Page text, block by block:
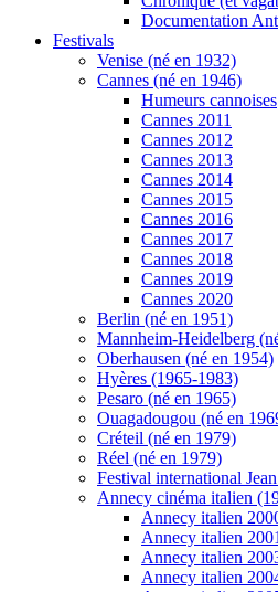
Documentation
Festivals
Venise (né en 1932)
Cannes (né en 1946)
Humeurs cannoises
Cannes 2011
Cannes 2012
Cannes 2013
Cannes 2014
Cannes 2015
Cannes 2016
Cannes 2017
Cannes 2018
Cannes 2019
Cannes 2020
Berlin (né en 1951)
Mannheim-Heidelberg
Oberhausen (né en 1954)
Hyères (1965-1983)
Pesaro (né en 1965)
Ouagadougou (né en
Créteil (né en 1979)
Réel (né en 1979)
Festival international
Annecy cinéma italien
Annecy italien
Annecy italien 2001
Annecy italien
Annecy italien